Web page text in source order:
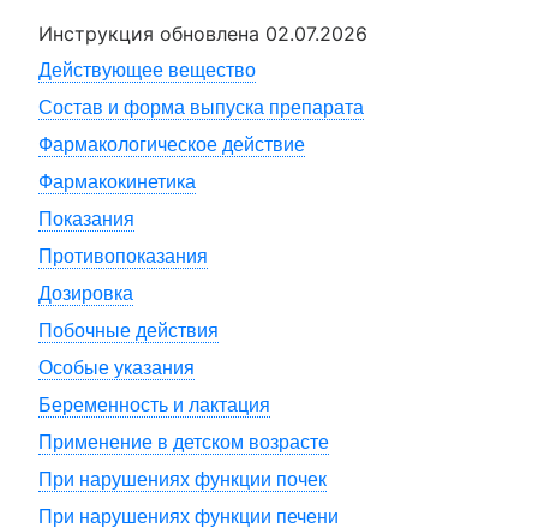
Инструкция обновлена 02.07.2026
Действующее вещество
Состав и форма выпуска препарата
Фармакологическое действие
Фармакокинетика
Показания
Противопоказания
Дозировка
Побочные действия
Особые указания
Беременность и лактация
Применение в детском возрасте
При нарушениях функции почек
При нарушениях функции печени